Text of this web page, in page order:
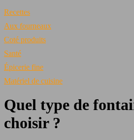
Recettes
Aux fourneaux
Coté produits
Santé
Épicerie fine
Matériel de cuisine
Quel type de
choisir ?